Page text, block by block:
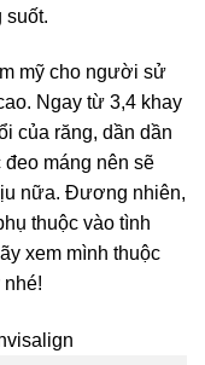
suốt.
mỹ cho người sử
Ngay từ 3,4 khay
của răng, dần dần
máng nên sẽ
nữa. Đương nhiên,
thuộc vào tình
xem mình thuộc